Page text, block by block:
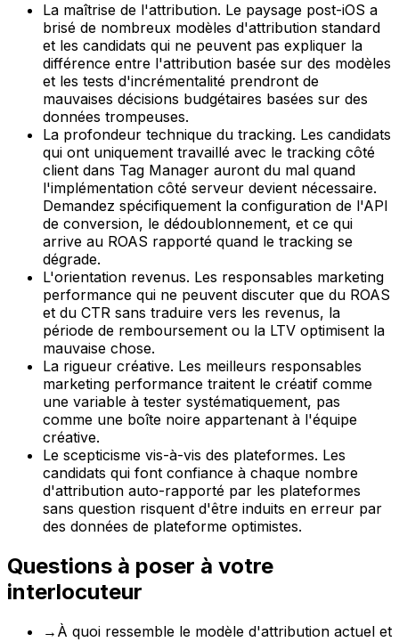
La maîtrise de l'attribution. Le paysage post-iOS a
brisé de nombreux modèles d'attribution standard
et les candidats qui ne peuvent pas expliquer la
différence entre l'attribution basée sur des modèles
et les tests d'incrémentalité prendront de
mauvaises décisions budgétaires basées sur des
données trompeuses.
La profondeur technique du tracking. Les candidats
qui ont uniquement travaillé avec le tracking côté
client dans Tag Manager auront du mal quand
l'implémentation côté serveur devient nécessaire.
Demandez spécifiquement la configuration de l'API
de conversion, le dédoublonnement, et ce qui
arrive au ROAS rapporté quand le tracking se
dégrade.
L'orientation revenus. Les responsables marketing
performance qui ne peuvent discuter que du ROAS
et du CTR sans traduire vers les revenus, la
période de remboursement ou la LTV optimisent la
mauvaise chose.
La rigueur créative. Les meilleurs responsables
marketing performance traitent le créatif comme
une variable à tester systématiquement, pas
comme une boîte noire appartenant à l'équipe
créative.
Le scepticisme vis-à-vis des plateformes. Les
candidats qui font confiance à chaque nombre
d'attribution auto-rapporté par les plateformes
sans question risquent d'être induits en erreur par
des données de plateforme optimistes.
Questions à poser à votre
interlocuteur
→ À quoi ressemble le modèle d'attribution actuel et